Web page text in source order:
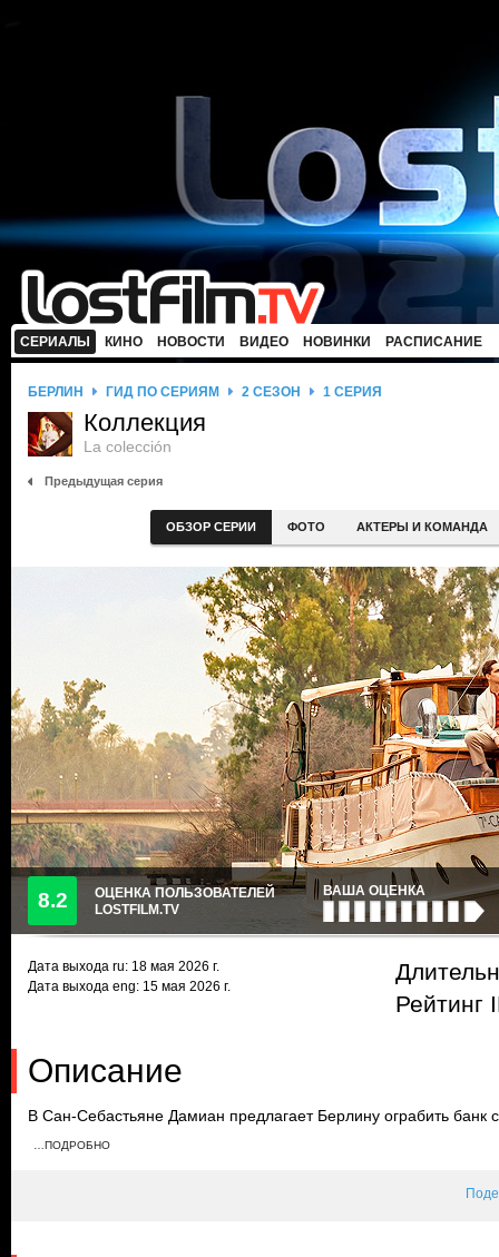
СЕРИАЛЫ КИНО НОВОСТИ ВИДЕО НОВИНКИ РАСПИСАНИЕ
БЕРЛИН ГИД ПО СЕРИЯМ 2 СЕЗОН 1 СЕРИЯ
Коллекция
La colección
Предыдущая серия
ОБЗОР СЕРИИ ФОТО АКТЕРЫ И КОМАНДА
8.2
ОЦЕНКА ПОЛЬЗОВАТЕЛЕЙ
LOSTFILM.TV
ВАША ОЦЕНКА
Дата выхода ru: 18 мая 2026 г.
Дата выхода eng: 15 мая 2026 г.
Рейтинг
Описание
В Сан-Себастьяне Дамиан предлагает Берлину ограбить банк
решает сосредоточиться на герцогине Малаги. Прибыв к ней
…ПОДРОБНО